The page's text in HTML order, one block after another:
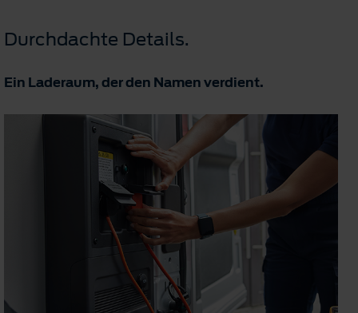
Durchdachte Details.
Ein Laderaum, der den Namen verdient.